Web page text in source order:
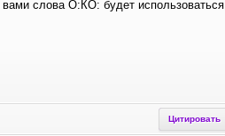
слова О:КО: будет использоваться
Цитировать